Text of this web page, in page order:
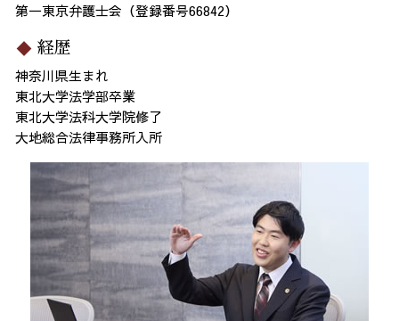
第一東京弁護士会（登録番号66842）
経歴
神奈川県生まれ
東北大学法学部卒業
東北大学法科大学院修了
大地総合法律事務所入所